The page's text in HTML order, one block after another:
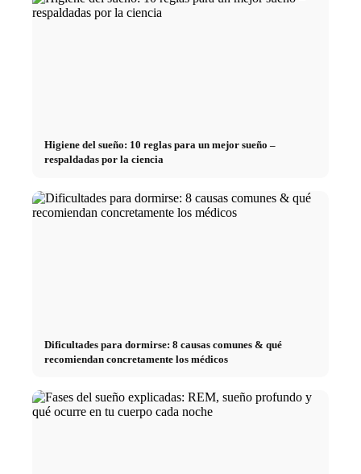
Higiene del sueño: 10 reglas para un mejor sueño –
respaldadas por la ciencia
Dificultades para dormirse: 8 causas comunes & qué
recomiendan concretamente los médicos